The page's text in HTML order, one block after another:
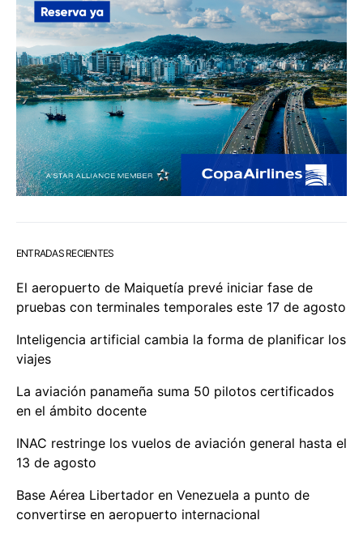
ENTRADAS RECIENTES
El aeropuerto de Maiquetía prevé iniciar fase de
pruebas con terminales temporales este 17 de agosto
Inteligencia artificial cambia la forma de planificar los
viajes
La aviación panameña suma 50 pilotos certificados
en el ámbito docente
INAC restringe los vuelos de aviación general hasta el
13 de agosto
Base Aérea Libertador en Venezuela a punto de
convertirse en aeropuerto internacional